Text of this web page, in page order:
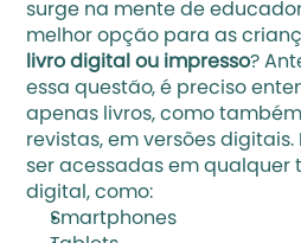
surge na mente de
melhor opção para as
livro digital ou impresso?
essa questão, é preciso
apenas livros, como
revistas, em versões digitais.
ser acessadas em qualquer
digital, como:
Smartphones